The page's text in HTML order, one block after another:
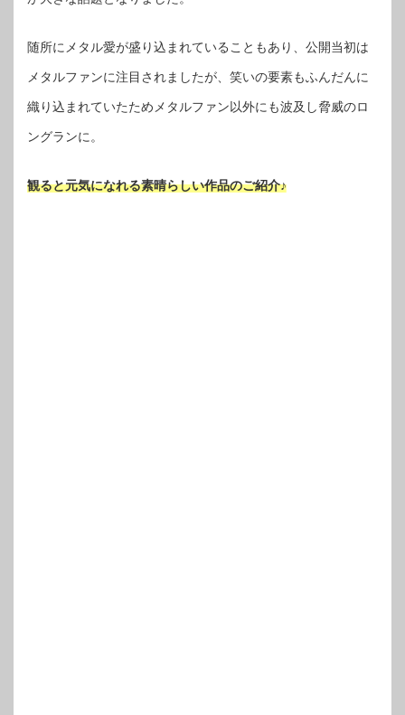
随所にメタル愛が盛り込まれていることもあり、公開当初は
メタルファンに注目されましたが、笑いの要素もふんだんに
織り込まれていたためメタルファン以外にも波及し脅威のロ
ングランに。
観ると元気になれる素晴らしい作品のご紹介♪